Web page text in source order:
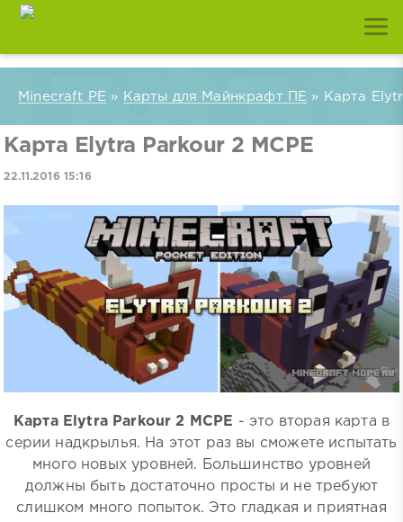
Minecraft PE » Карты для Майнкрафт ПЕ » Карта
Карта Elytra Parkour 2 MCPE
22.11.2016 15:16
Карта Elytra Parkour 2 MCPE - это вторая карта в
серии надкрылья. На этот раз вы сможете испытать
много новых уровней. Большинство уровней
должны быть достаточно просты и не требуют
слишком много попыток. Это гладкая и приятная